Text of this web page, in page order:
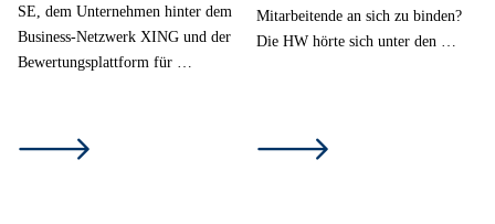
SE, dem Unternehmen hinter dem
Business-Netzwerk XING und der
Bewertungsplattform für …
Mitarbeitende an sich zu binden?
Die HW hörte sich unter den …